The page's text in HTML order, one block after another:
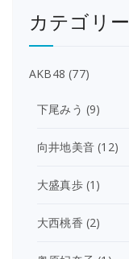
カテゴリー
AKB48 (77)
下尾みう (9)
向井地美音 (12)
大盛真歩(1)
大西桃香 (2)